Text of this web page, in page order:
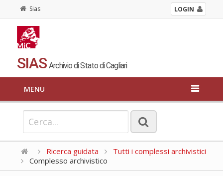
Sias LOGIN
SIAS Archivio di Stato di Cagliari
MENU
Ricerca guidata
Tutti i complessi archivistici
Complesso archivistico